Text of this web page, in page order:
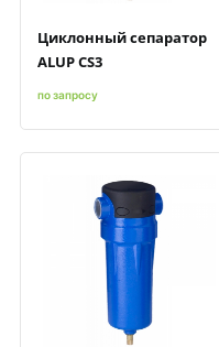
Циклонный сепаратор
ALUP CS3
по запросу
Быстрый просмотрДобавить к сравнению